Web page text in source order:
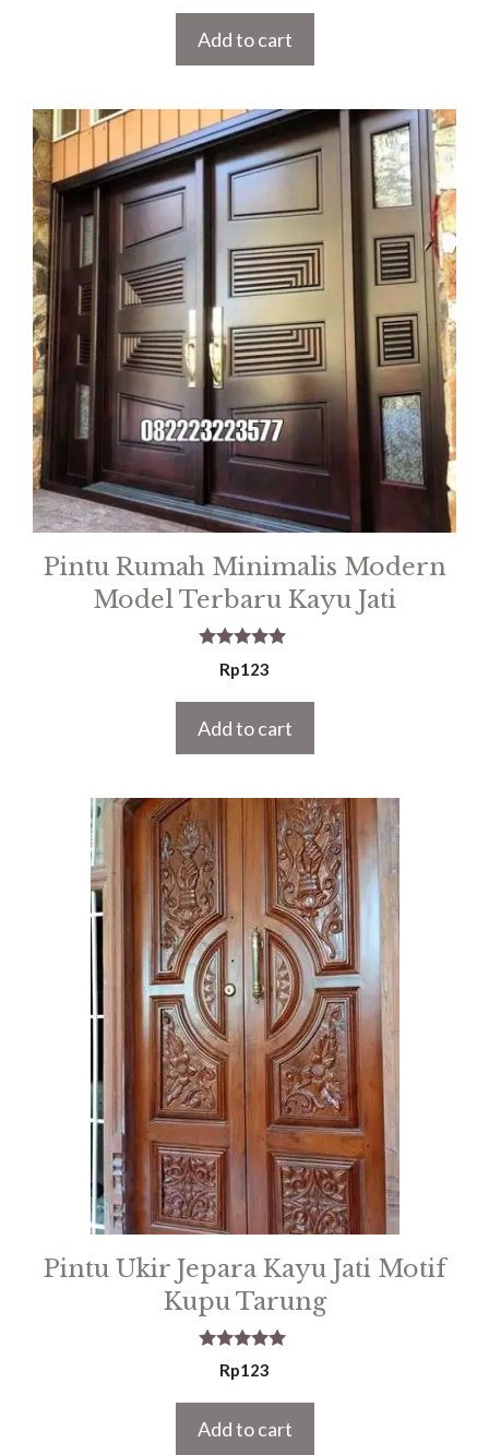
Add to cart
Pintu Rumah Minimalis Modern
Model Terbaru Kayu Jati
5.00
out of 5
Rp123
Add to cart
Pintu Ukir Jepara Kayu Jati Motif
Kupu Tarung
5.00
out of 5
Rp123
Add to cart